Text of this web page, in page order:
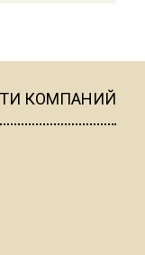
КОМПАНИЙ